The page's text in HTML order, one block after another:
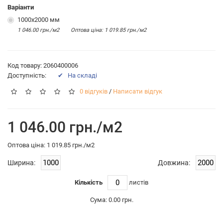
Варіанти
1000х2000 мм
1 046.00 грн./м2 Оптова цiна: 1 019.85 грн./м2
Код товару: 2060400006
Доступність:
✔ На складі
0 відгуків / Написати відгук
1 046.00 грн./м2
Оптова цiна: 1 019.85 грн./м2
Ширина: Довжина:
Кількість листiв
Сума: 0.00 грн.